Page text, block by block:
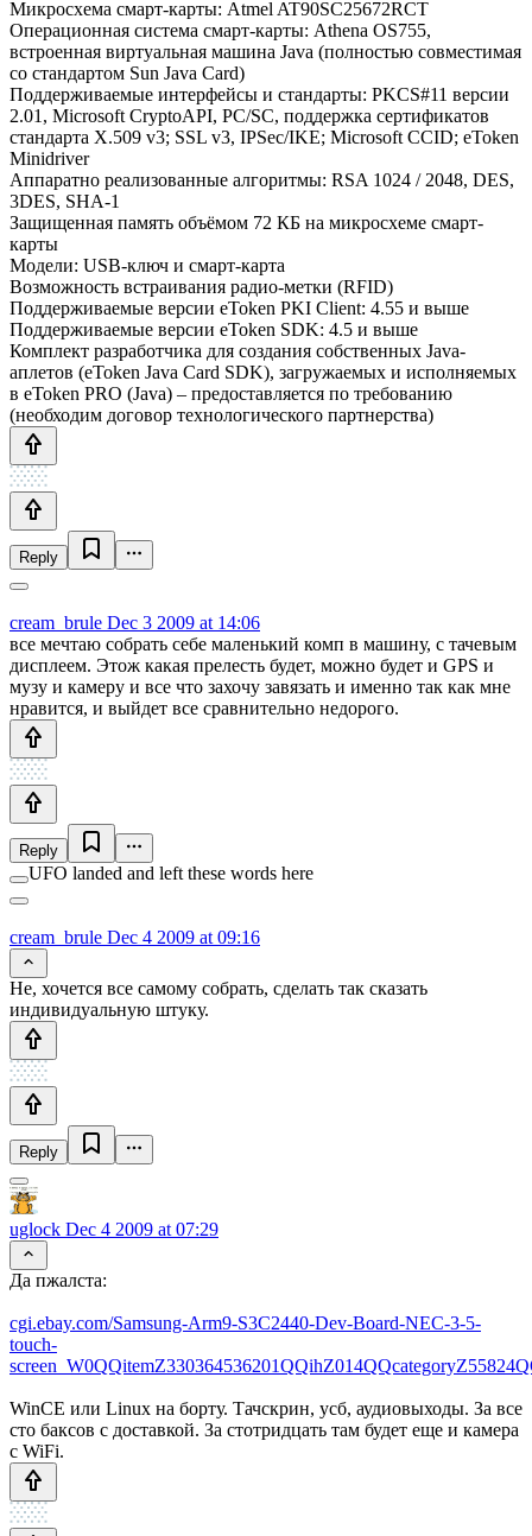
Микросхема смарт-карты: Atmel AT90SC25672RCT
Операционная система смарт-карты: Athena OS755,
встроенная виртуальная машина Java (полностью совместимая
со стандартом Sun Java Card)
Поддерживаемые интерфейсы и стандарты: PKCS#11 версии
2.01, Microsoft CryptoAPI, PC/SC, поддержка сертификатов
стандарта X.509 v3; SSL v3, IPSec/IKE; Microsoft CCID; eToken
Minidriver
Аппаратно реализованные алгоритмы: RSA 1024 / 2048, DES,
3DES, SHA-1
Защищенная память объёмом 72 КБ на микросхеме смарт-
карты
Модели: USB-ключ и смарт-карта
Возможность встраивания радио-метки (RFID)
Поддерживаемые версии eToken PKI Client: 4.55 и выше
Поддерживаемые версии eToken SDK: 4.5 и выше
Комплект разработчика для создания собственных Java-
аплетов (eToken Java Card SDK), загружаемых и исполняемых
в eToken PRO (Java) – предоставляется по требованию
(необходим договор технологического партнерства)
Reply
cream_brule Dec 3 2009 at 14:06
все мечтаю собрать себе маленький комп в машину, с тачевым
дисплеем. Этож какая прелесть будет, можно будет и GPS и
музу и камеру и все что захочу завязать и именно так как мне
нравится, и выйдет все сравнительно недорого.
Reply
UFO landed and left these words here
cream_brule Dec 4 2009 at 09:16
Не, хочется все самому собрать, сделать так сказать
индивидуальную штуку.
Reply
uglock Dec 4 2009 at 07:29
Да пжалста:
cgi.ebay.com/Samsung-Arm9-S3C2440-Dev-Board-NEC-3-5-
touch-
WinCE или Linux на борту. Тачскрин, усб, аудиовыходы. За все
сто баксов с доставкой. За стотридцать там будет еще и камера
с WiFi.